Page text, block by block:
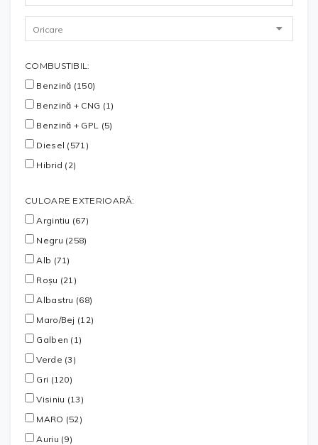
COMBUSTIBIL:
Benzină (150)
Benzină + CNG (1)
Benzină + GPL (5)
Diesel (571)
Hibrid (2)
CULOARE EXTERIOARĂ:
Argintiu (67)
Negru (258)
Alb (71)
Roșu (21)
Albastru (68)
Maro/Bej (12)
Galben (1)
Verde (3)
Gri (120)
Visiniu (13)
MARO (52)
Auriu (9)